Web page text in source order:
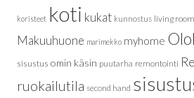
koristeet koti kukat kunnostus living room
Makuuhuone marimekko myhome
sisustus omin käsin puutarha remontointi
ruokailutila second hand